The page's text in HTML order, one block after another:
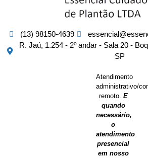
(13) 98150-4639
R. Jaú, 1.254 - 2º andar - Sala 20 -
SP
Atendimento
administrativo/
remoto. E
quando
necessário,
o
atendimento
presencial
em nosso